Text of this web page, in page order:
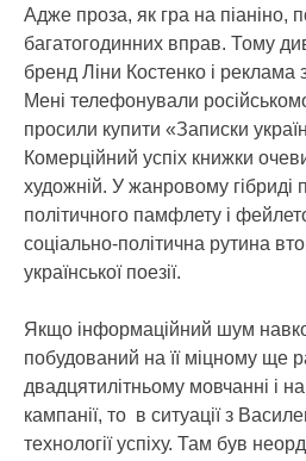
Адже проза, як гра на піаніно,
багатогодинних вправ. Тому
бренд Ліни Костенко і реклама
Мені телефонували
просили купити «Записки
Комерційний успіх книжки
художній. У жанровому гібриді
політичного памфлету і
соціально-політична рутина
української поезії.
Якщо інформаційний шум
побудований на її міцному ще
двадцятилітньому мовчанні і
кампанії, то в ситуації з
технології успіху. Там був